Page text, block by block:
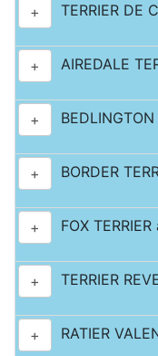
+ TERRIER DE
+ AIREDALE
+
+ BORDER
+ FOX
+ TERRIER
+ RATIER